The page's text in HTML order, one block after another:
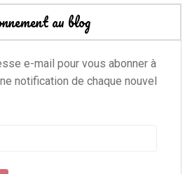
au blog
e-mail pour vous abonner à
notification de chaque nouvel